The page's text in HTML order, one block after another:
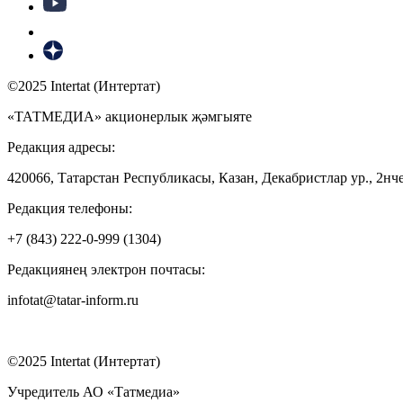
©2025 Intertat (Интертат)
«ТАТМЕДИА» акционерлык җәмгыяте
Редакция адресы:
420066, Татарстан Республикасы, Казан, Декабристлар ур.,
Редакция телефоны:
+7 (843) 222-0-999 (1304)
Редакциянең электрон почтасы:
infotat@tatar-inform.ru
©2025 Intertat (Интертат)
Учредитель АО «Татмедиа»